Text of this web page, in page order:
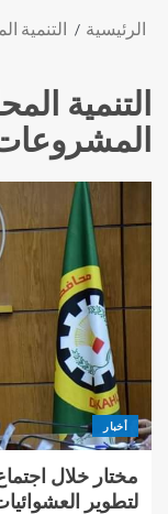
الرئيسية التنمية
التنمية
أخبار
مختار خلال
لتطوير